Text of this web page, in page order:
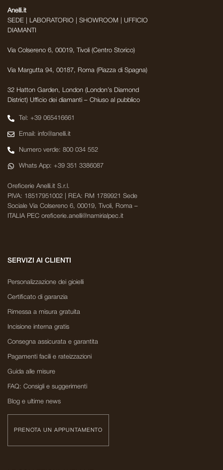
Anelli.it
SEDE | LABORATORIO | SHOWROOM | UFFICIO
DIAMANTI
Via Colsereno 6, 00019, Tivoli (Centro Storico)
Via Margutta 94, 00187, Roma (Piazza di Spagna)
32 Hatton Garden, London (London’s Diamond
District) Ufficio dei diamanti – Chiuso al pubblico
Tel: +39 065416661
Email: info@anelli.it
Numero verde: 800 034 552
Whats App: +39 351 3386087
Oreficerie Anelli.it S.r.l.
PIVA: 18517951002 | REA: RM 1789921 Sede
Sociale Via Colsereno 6, 00019, Tivoli, Roma –
ITALIA PEC oreficerie.anelli@namirialpec.it
SERVIZI AI CLIENTI
Personalizzazione dei gioielli
Certificato di garanzia
Rimessa a misura gratuita
Incisione interna gratis
Consegna assicurata e garantita
Pagamenti facili e rateizzazioni
Guida alle misure
FAQ: Consigli e suggerimenti
Blog e ultime news
PRENOTA UN APPUNTAMENTO